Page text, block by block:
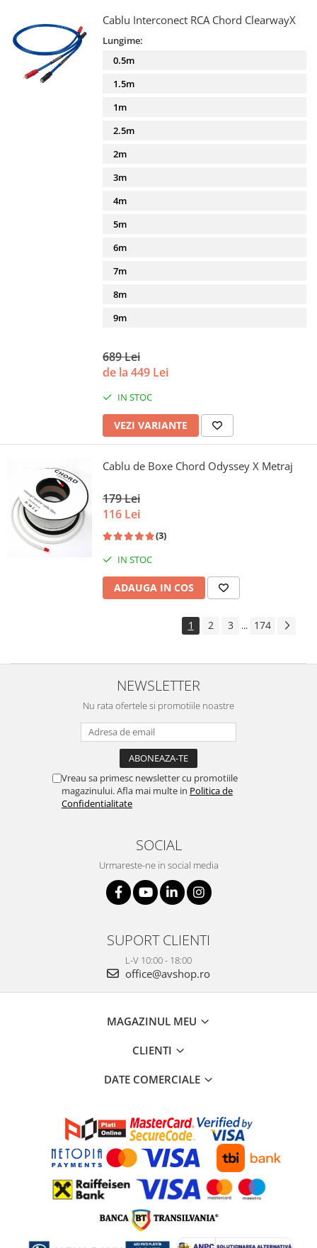
Cablu Interconect RCA Chord ClearwayX
Lungime:
0.5m
1.5m
1m
2.5m
2m
3m
4m
5m
6m
7m
8m
9m
689 Lei
de la 449 Lei
IN STOC
VEZI VARIANTE
Cablu de Boxe Chord Odyssey X Metraj
179 Lei
116 Lei
(3)
IN STOC
ADAUGA IN COS
1 2 3 ... 174
NEWSLETTER
Nu rata ofertele si promotiile noastre
Vreau sa primesc newsletter cu promotiile
magazinului. Afla mai multe in Politica de
Confidentialitate
SOCIAL
Urmareste-ne in social media
SUPORT CLIENTI
L-V 10:00 - 18:00
office@avshop.ro
MAGAZINUL MEU
CLIENTI
DATE COMERCIALE